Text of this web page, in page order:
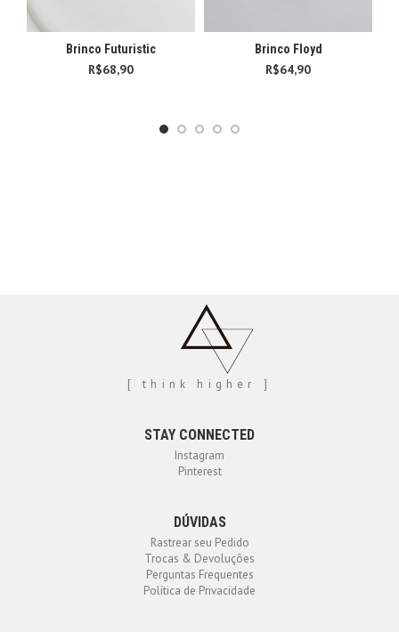
Brinco Futuristic
R$68,90
Brinco Floyd
R$64,90
[ think higher ]
STAY CONNECTED
Instagram
Pinterest
DÚVIDAS
Rastrear seu Pedido
Trocas & Devoluções
Perguntas Frequentes
Política de Privacidade